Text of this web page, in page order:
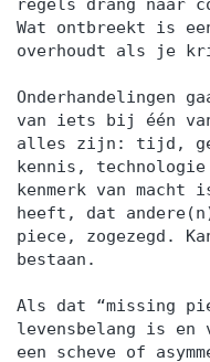
regels drang naar
Wat ontbreekt is
overhoudt als je
Onderhandelingen
van iets bij één
alles zijn: tijd,
kennis,
kenmerk van
heeft, dat
piece, zogezegd.
bestaan.
Als dat “missing
levensbelang is en
een scheve of